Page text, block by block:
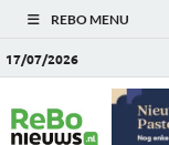
REBO MENU
17/07/2026